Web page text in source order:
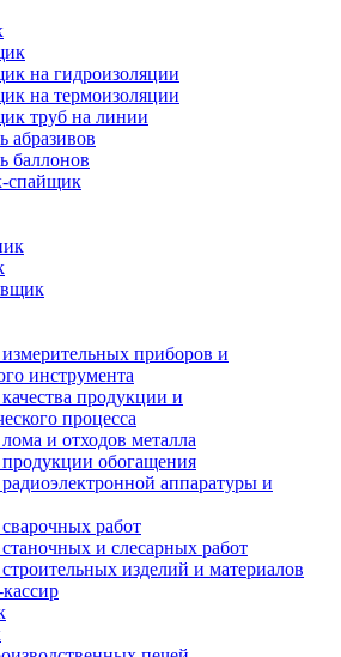
на гидроизоляции
на термоизоляции
труб на линии
абразивов
баллонов
спайщик
приборов и
инструмента
продукции и
процесса
и отходов металла
обогащения
аппаратуры и
работ
и слесарных работ
изделий и материалов